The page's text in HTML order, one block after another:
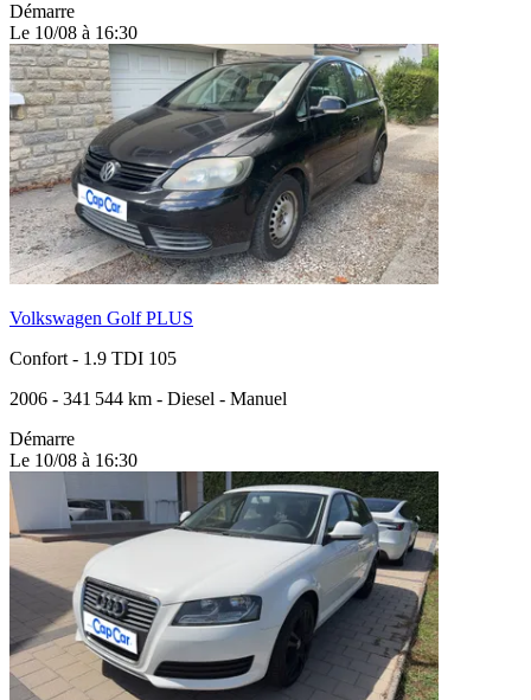
Démarre
Le 10/08 à 16:30
Volkswagen Golf PLUS
Confort - 1.9 TDI 105
2006 - 341 544 km - Diesel - Manuel
Démarre
Le 10/08 à 16:30